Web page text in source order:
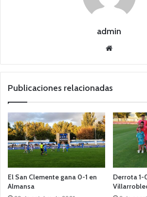
admin
we
Publicaciones relacionadas
El San Clemente gana 0-1 en
Almansa
Derrota 1-